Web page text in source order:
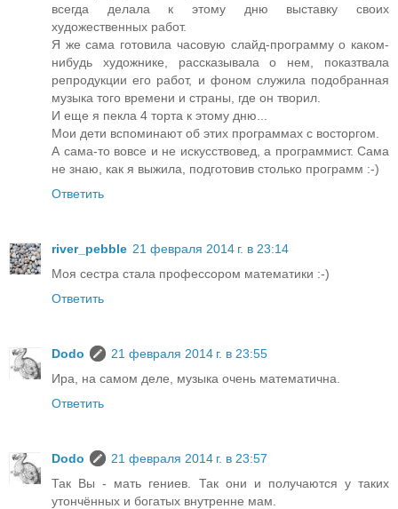
всегда делала к этому дню выставку своих
художественных работ.
Я же сама готовила часовую слайд-программу о каком-
нибудь художнике, рассказывала о нем, показтвала
репродукции его работ, и фоном служила подобранная
музыка того времени и страны, где он творил.
И еще я пекла 4 торта к этому дню...
Мои дети вспоминают об этих программах с восторгом.
А сама-то вовсе и не искусствовед, а программист. Сама
не знаю, как я выжила, подготовив столько программ :-)
Ответить
river_pebble 21 февраля 2014 г. в 23:14
Моя сестра стала профессором математики :-)
Ответить
Dodo
21 февраля 2014 г. в 23:55
Ира, на самом деле, музыка очень математична.
Ответить
Dodo
21 февраля 2014 г. в 23:57
Так Вы - мать гениев. Так они и получаются у таких
утончённых и богатых внутренне мам.